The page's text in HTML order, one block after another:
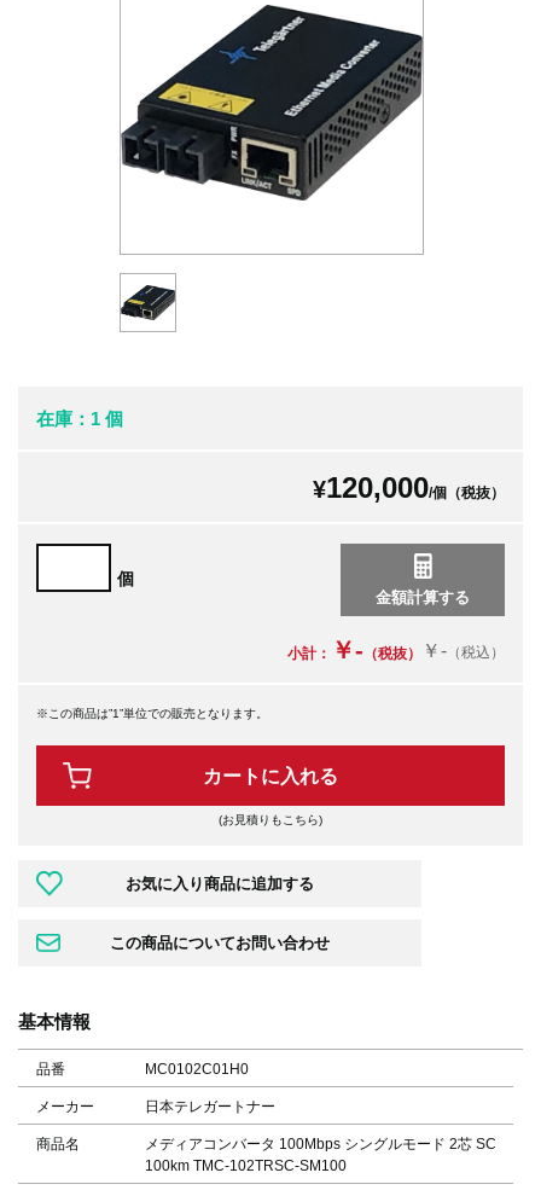
在庫：1 個
¥120,000/個（税抜）
個
小計： ￥- （税抜） ￥- （税込）
※この商品は”1”単位での販売となります。
カートに入れる
(お見積りもこちら)
基本情報
品番 MC0102C01H0
メーカー 日本テレガートナー
商品名
メディアコンバータ 100Mbps シングルモード 2芯 SC
100km TMC-102TRSC-SM100